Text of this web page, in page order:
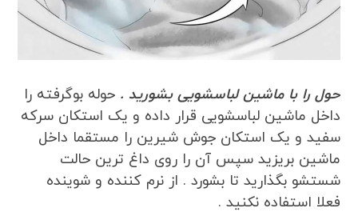
حول را با ماشین لباسشویی بشورید . حوله بوگرفته را
داخل ماشین لباسشویی قرار داده و یک استکان سرکه
سفید و یک استکان جوش شیرین را مستقما داخل
ماشین بریزید سپس آن را روی داغ ترین حالت
شستشو بگذارید تا بشورد . از نرم کننده و شوینده
فعلا استفاده نکنید .